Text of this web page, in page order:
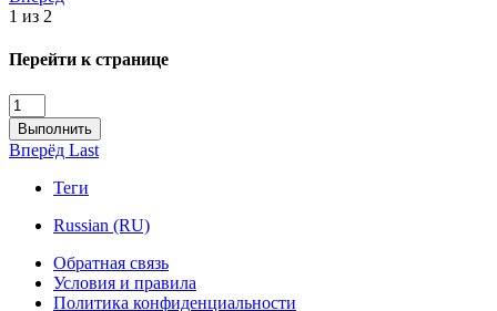
1 из 2
Перейти к странице
Выполнить
Вперёд Last
Теги
Russian (RU)
Обратная связь
Условия и правила
Политика конфиденциальности